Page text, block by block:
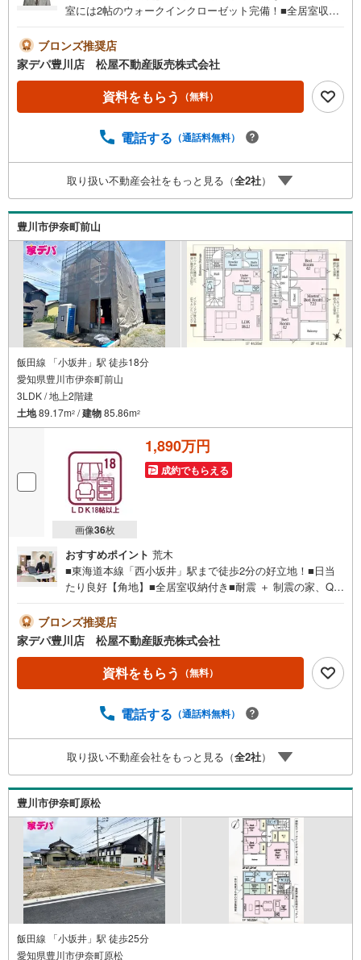
室には2帖のウォークインクローゼット完備！■全居室収納
震 ＋ 制震の家、QUIE（クワイエ）■おすすめポイン
ト ・リビング学習にもお役立ちのリビング収納完備●家デ
パ 松屋不動産販売 のつよみ●・豊橋市・豊川市・知立
市・浜松市の4店舗営業中！三河エリア・遠州エリアの物件
ならおまかせください。新築戸建、中古戸建、中古マンシ
す！・中古物件のリフォーム実績多数！中古物件をご購入
を実現できます。・キッズスペース用意しております。ぜ
ひご家族そろってご来場ください。・営業時間 午前9時00
分～午後6時30分 （定休日:水曜日）この時間帯はお電話で
のお問い合わせがスムーズにご案内できます。右下の電話
ボタンをタッチ！もしくはお気軽にお電話ください。
ブロンズ推奨店
家デパ豊川店 松屋不動産販売株式会社
資料をもらう （無料）
電話する （通話料無料）
取り扱い不動産会社をもっと見る（全2社）
豊川市伊奈町前山
飯田線 「小坂井」駅 徒歩18分
愛知県豊川市伊奈町前山
3LDK / 地上2階建
土地89.17m2 /建物85.86m2
画像36枚
1,890万円
成約でもらえる
おすすめポイント 荒木
■東海道本線「西小坂井」駅まで徒歩2分の好立地！■日当
たり良好【角地】■全居室収納付き■耐震 ＋ 制震の家、QUI
がまとまった家事動線の良い間取り ・主寝室にファミリ
ークロークとしても活用可能な納戸付●家デパ 松屋不動産
販売 のつよみ●・豊橋市・豊川市・知立市・浜松市の4店舗
営業中！三河エリア・遠州エリアの物件ならおまかせくだ
さい。新築戸建、中古戸建、中古マンション、土地をお客
フォーム実績多数！中古物件をご購入の際、約70％という
キッズスペース用意しております。ぜひご家族そろってご
来場ください。・営業時間 午前9時00分～午後6時30分
（定休日:水曜日）この時間帯はお電話でのお問い合わせが
スムーズにご案内できます。右下の電話ボタンをタッチ！
もしくはお気軽にお電話ください。
ブロンズ推奨店
家デパ豊川店 松屋不動産販売株式会社
資料をもらう （無料）
電話する （通話料無料）
取り扱い不動産会社をもっと見る（全2社）
豊川市伊奈町原松
飯田線 「小坂井」駅 徒歩25分
愛知県豊川市伊奈町原松